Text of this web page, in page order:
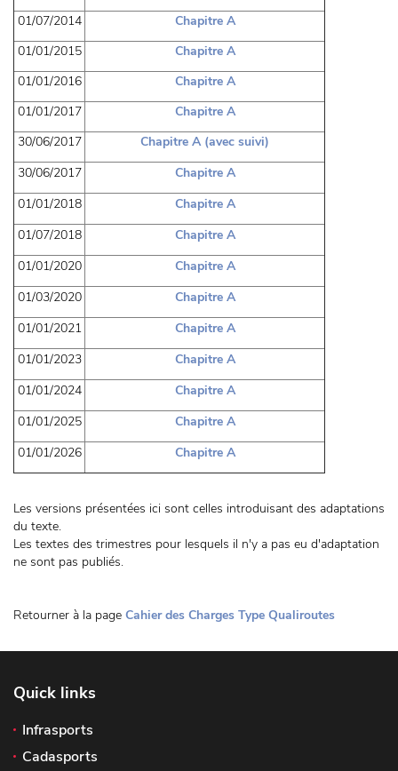
01/07/2014
Chapitre A
01/01/2015
Chapitre A
01/01/2016
Chapitre A
01/01/2017
Chapitre A
30/06/2017
Chapitre A (avec suivi)
30/06/2017
Chapitre A
01/01/2018
Chapitre A
01/07/2018
Chapitre A
01/01/2020
Chapitre A
01/03/2020
Chapitre A
01/01/2021
Chapitre A
01/01/2023
Chapitre A
01/01/2024
Chapitre A
01/01/2025
Chapitre A
01/01/2026
Chapitre A
Les versions présentées ici sont celles introduisant des adaptations
du texte.
Les textes des trimestres pour lesquels il n'y a pas eu d'adaptation
ne sont pas publiés.
Retourner à la page Cahier des Charges Type Qualiroutes
Quick links
Infrasports
Cadasports